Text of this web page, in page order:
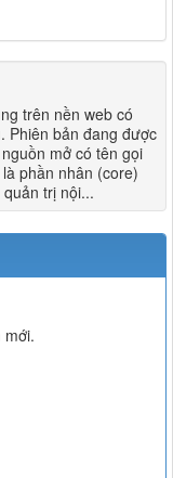
trên nền web có
Phiên bản đang được
mở có tên gọi
phần nhân (core)
trị nội...
mới.